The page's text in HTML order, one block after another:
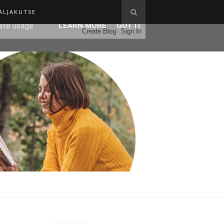
agent
usage
LEARN MORE GOT IT